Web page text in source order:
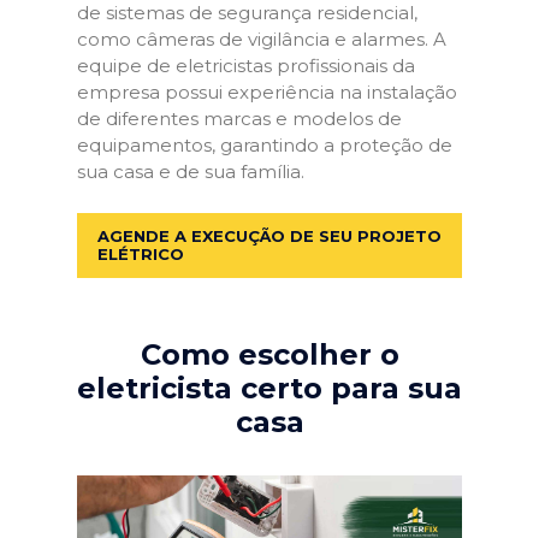
de sistemas de segurança residencial,
como câmeras de vigilância e alarmes. A
equipe de eletricistas profissionais da
empresa possui experiência na instalação
de diferentes marcas e modelos de
equipamentos, garantindo a proteção de
sua casa e de sua família.
AGENDE A EXECUÇÃO DE SEU PROJETO
ELÉTRICO
Como escolher o
eletricista certo para sua
casa